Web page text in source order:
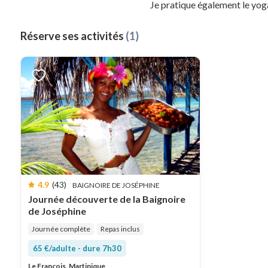
Je pratique également le
Réserve ses activités (1)
4.9 (43) BAIGNOIRE DE JOSÉPHINE
Journée découverte de la Baignoire
de Joséphine
Journée complète Repas inclus
65 €/adulte - dure 7h30
Le François, Martinique